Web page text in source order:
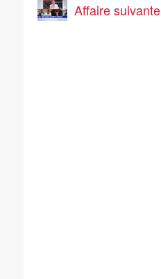
Affaire suivante